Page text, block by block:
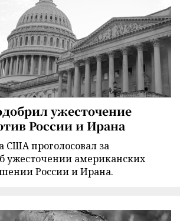
ужесточение
России и Ирана
США проголосовал за
ужесточении американских
России и Ирана.